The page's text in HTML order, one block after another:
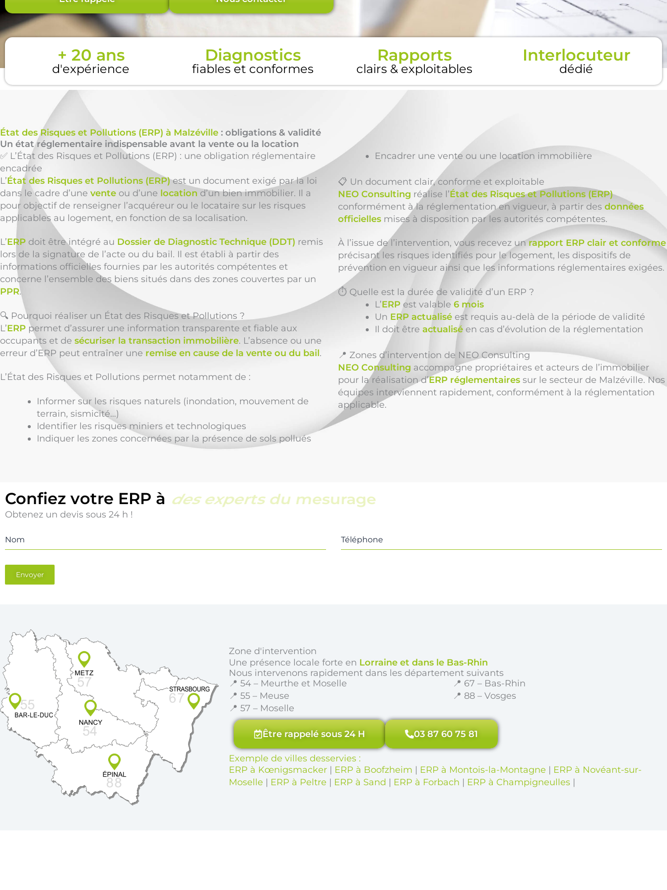
+ 20 ans
d'expérience
Diagnostics
fiables et conformes
Rapports
clairs & exploitables
Interlocuteur
dédié
État des Risques et Pollutions (ERP) à Malzéville : obligations & validité
Un état réglementaire indispensable avant la vente ou la location
✅ L’État des Risques et Pollutions (ERP) : une obligation réglementaire
encadrée
L’État des Risques et Pollutions (ERP)est un document exigé par la loi
dans le cadre d’une vente ou d’une location d’un bien immobilier. Il a
pour objectif de renseigner l’acquéreur ou le locataire sur les risques
applicables au logement, en fonction de sa localisation.
L’ERP doit être intégré au Dossier de Diagnostic Technique (DDT) remis
lors de la signature de l’acte ou du bail. Il est établi à partir des
informations officielles fournies par les autorités compétentes et
concerne l’ensemble des biens situés dans des zones couvertes par un
PPR.
🔍 Pourquoi réaliser un État des Risques et Pollutions ?
L’ERP permet d’assurer une information transparente et fiable aux
occupants et de sécuriser la transaction immobilière. L’absence ou une
erreur d’ERP peut entraîner une remise en cause de la vente ou du bail.
L’État des Risques et Pollutions permet notamment de :
Informer sur les risques naturels (inondation, mouvement de
terrain, sismicité…)
Identifier les risques miniers et technologiques
Indiquer les zones concernées par la présence de sols pollués
Encadrer une vente ou une location immobilière
📋 Un document clair, conforme et exploitable
NEO Consulting réalise l’État des Risques et Pollutions (ERP)
conformément à la réglementation en vigueur, à partir des données
officielles mises à disposition par les autorités compétentes.
À l’issue de l’intervention, vous recevez un rapport ERP clair et conforme
précisant les risques identifiés pour le logement, les dispositifs de
prévention en vigueur ainsi que les informations réglementaires exigées.
⏱️ Quelle est la durée de validité d’un ERP ?
L’ERP est valable 6 mois
Un ERP actualisé est requis au-delà de la période de validité
Il doit être actualisé en cas d’évolution de la réglementation
📍 Zones d’intervention de NEO Consulting
NEO Consulting accompagne propriétaires et acteurs de l’immobilier
pour la réalisation d’ERP réglementaires sur le secteur de Malzéville. Nos
équipes interviennent rapidement, conformément à la réglementation
applicable.
Confiez votre ERP à une équipe locale et réactive
Obtenez un devis sous 24 h !
Nom Téléphone
Envoyer
Zone d'intervention
Une présence locale forte en Lorraine et dans le Bas-Rhin
Nous intervenons rapidement dans les département suivants
📍 54 – Meurthe et Moselle
📍 55 – Meuse
📍 57 – Moselle
📍 67 – Bas-Rhin
📍 88 – Vosges
Être rappelé sous 24 H 03 87 60 75 81
Exemple de villes desservies :
ERP à Kœnigsmacker | ERP à Boofzheim | ERP à Montois-la-Montagne | ERP à Novéant-sur-
Moselle | ERP à Peltre | ERP à Sand | ERP à Forbach | ERP à Champigneulles |